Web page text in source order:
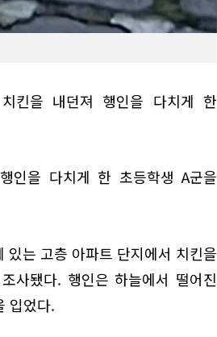
킨을 내던져 행인을 다치게 한
인을 다치게 한 초등학생 A군을
는 고층 아파트 단지에서 치킨을
사됐다. 행인은 하늘에서 떨어진
입었다.